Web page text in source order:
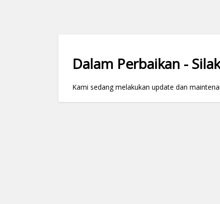
Dalam Perbaikan -
Kami sedang melakukan update dan